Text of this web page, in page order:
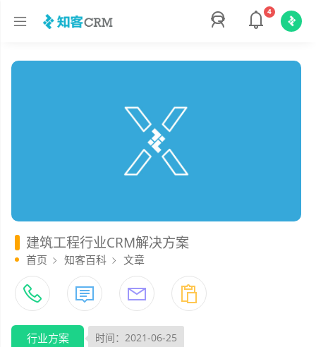
4
建筑工程行业CRM解决方案
首页 知客百科 文章
行业方案 时间：2021-06-25